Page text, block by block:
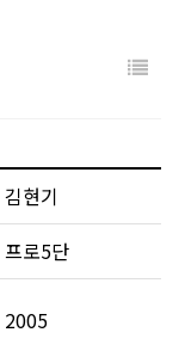
김현기
프로5단
2005